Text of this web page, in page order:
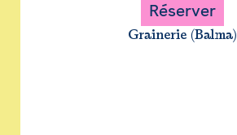
Réserver
Grainerie (Balma)